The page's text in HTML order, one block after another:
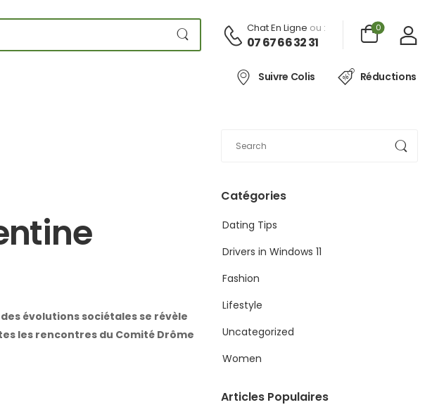
Chat En Ligne ou :
07 67 66 32 31
0
Suivre Colis Réductions
Catégories
Dating Tips
Drivers in Windows 11
Fashion
Lifestyle
Uncategorized
Women
Articles Populaires
évolutions sociétales se révèle
les rencontres du Comité Drôme